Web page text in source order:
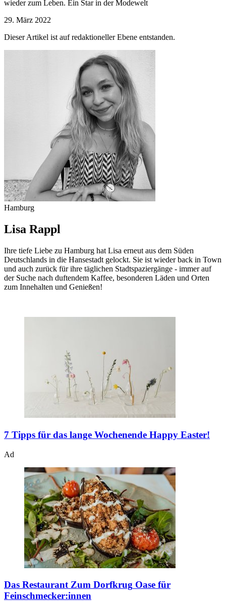
wieder zum Leben. Ein Star in der Modewelt
29. März 2022
Dieser Artikel ist auf redaktioneller Ebene entstanden.
Hamburg
Lisa Rappl
Ihre tiefe Liebe zu Hamburg hat Lisa erneut aus dem Süden
Deutschlands in die Hansestadt gelockt. Sie ist wieder back in Town
und auch zurück für ihre täglichen Stadtspaziergänge - immer auf
der Suche nach duftendem Kaffee, besonderen Läden und Orten
zum Innehalten und Genießen!
7 Tipps für das lange Wochenende Happy Easter!
Ad
Das Restaurant Zum Dorfkrug Oase für
Feinschmecker:innen